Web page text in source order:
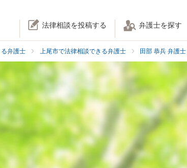
法律相談を投稿する 弁護士を探す
弁護士 上尾市で法律相談できる弁護士 田部 恭兵 弁護士